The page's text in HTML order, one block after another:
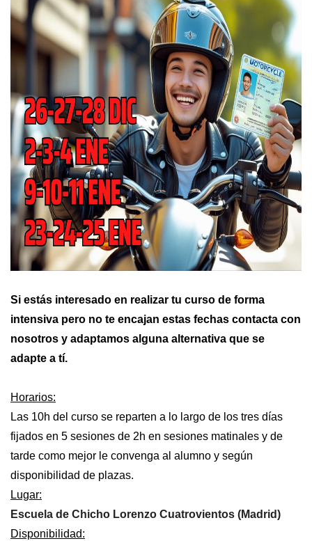
Si estás interesado en realizar tu curso de forma
intensiva pero no te encajan estas fechas contacta con
nosotros y adaptamos alguna alternativa que se
adapte a tí.
Horarios:
Las 10h del curso se reparten a lo largo de los tres días
fijados en 5 sesiones de 2h en sesiones matinales y de
tarde como mejor le convenga al alumno y según
disponibilidad de plazas.
Lugar:
Escuela de Chicho Lorenzo Cuatrovientos (Madrid)
Disponibilidad: